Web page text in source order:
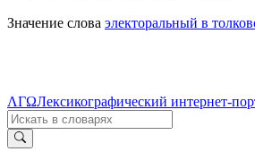
Значение слова электоральный в
ΛΓΩЛексикографический интернет-